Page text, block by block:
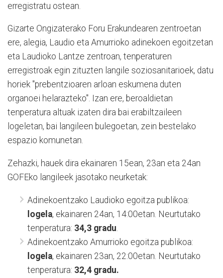
erregistratu ostean.
Gizarte Ongizaterako Foru Erakundearen zentroetan
ere, alegia, Laudio eta Amurrioko adinekoen egoitzetan
eta Laudioko Lantze zentroan, tenperaturen
erregistroak egin zituzten langile soziosanitarioek, datu
horiek "prebentzioaren arloan eskumena duten
organoei helarazteko". Izan ere, beroaldietan
tenperatura altuak izaten dira bai erabiltzaileen
logeletan, bai langileen bulegoetan, zein bestelako
espazio komunetan.
Zehazki, hauek dira ekainaren 15ean, 23an eta 24an
GOFEko langileek jasotako neurketak:
Adinekoentzako Laudioko egoitza publikoa:
logela, ekainaren 24an, 14:00etan. Neurtutako
tenperatura: 34,3 gradu
Adinekoentzako Amurrioko egoitza publikoa:
logela, ekainaren 23an, 22:00etan. Neurtutako
tenperatura: 32,4 gradu.